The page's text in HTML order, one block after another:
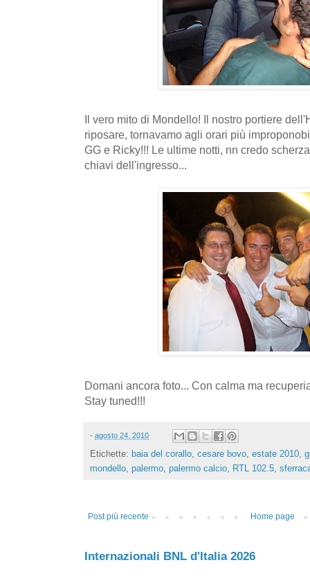
Il vero mito di Mondello! Il nostro portiere
riposare, tornavamo agli orari più
GG e Ricky!!! Le ultime notti, nn credo
chiavi dell'ingresso...
Domani ancora foto... Con calma ma
Stay tuned!!!
- agosto 24, 2010
Etichette: baia del corallo, cesare bovo, estate 2010,
mondello, palermo, palermo calcio, RTL 102.5,
Post più recente Home page
Internazionali BNL d'Italia 2026